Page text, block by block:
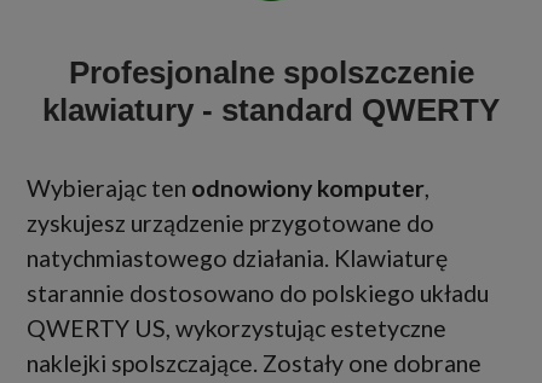
Profesjonalne spolszczenie
klawiatury - standard QWERTY
Wybierając ten odnowiony komputer,
zyskujesz urządzenie przygotowane do
natychmiastowego działania. Klawiaturę
starannie dostosowano do polskiego układu
QWERTY US, wykorzystując estetyczne
naklejki spolszczające. Zostały one dobrane